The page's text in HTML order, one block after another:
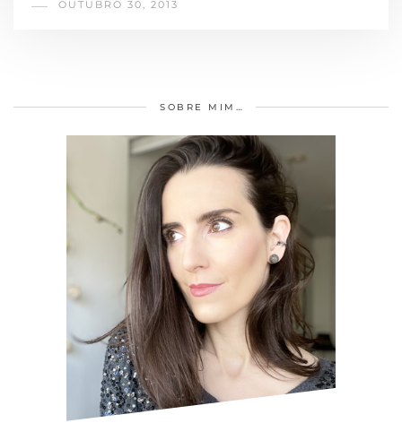
OUTUBRO 30, 2013
SOBRE MIM…